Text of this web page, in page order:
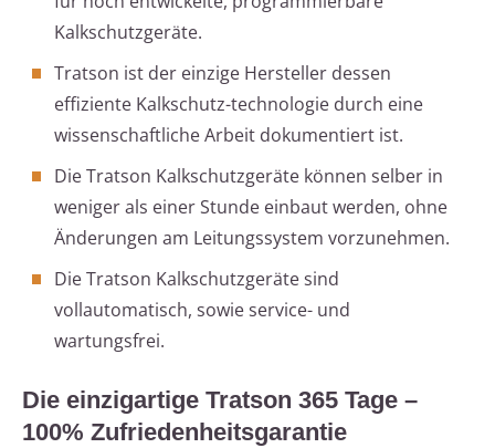
Kalkschutzgeräte.
Tratson ist der einzige Hersteller dessen
effiziente Kalkschutz-technologie durch eine
wissenschaftliche Arbeit dokumentiert ist.
Die Tratson Kalkschutzgeräte können selber in
weniger als einer Stunde einbaut werden, ohne
Änderungen am Leitungssystem vorzunehmen.
Die Tratson Kalkschutzgeräte sind
vollautomatisch, sowie service- und
wartungsfrei.
Die einzigartige Tratson 365 Tage –
100% Zufriedenheitsgarantie